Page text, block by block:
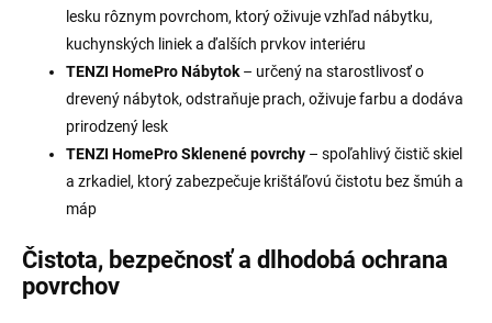
lesku rôznym povrchom, ktorý oživuje vzhľad nábytku,
kuchynských liniek a ďalších prvkov interiéru
TENZI HomePro Nábytok – určený na starostlivosť o
drevený nábytok, odstraňuje prach, oživuje farbu a dodáva
prirodzený lesk
TENZI HomePro Sklenené povrchy – spoľahlivý čistič skiel
a zrkadiel, ktorý zabezpečuje krištáľovú čistotu bez šmúh a
máp
Čistota, bezpečnosť a dlhodobá ochrana
povrchov